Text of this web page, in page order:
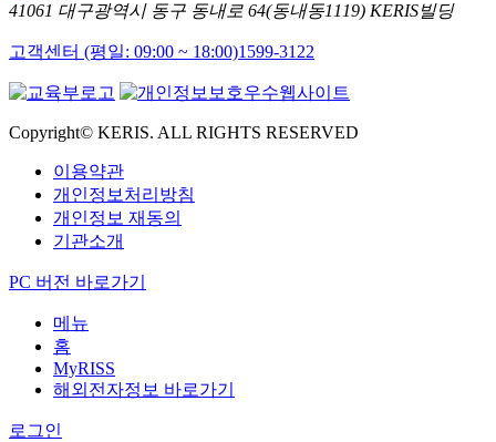
41061 대구광역시 동구 동내로 64(동내동1119) KERIS빌딩
고객센터 (평일: 09:00 ~ 18:00)1599-3122
Copyright© KERIS. ALL RIGHTS RESERVED
이용약관
개인정보처리방침
개인정보 재동의
기관소개
PC 버전 바로가기
메뉴
홈
MyRISS
해외전자정보 바로가기
로그인